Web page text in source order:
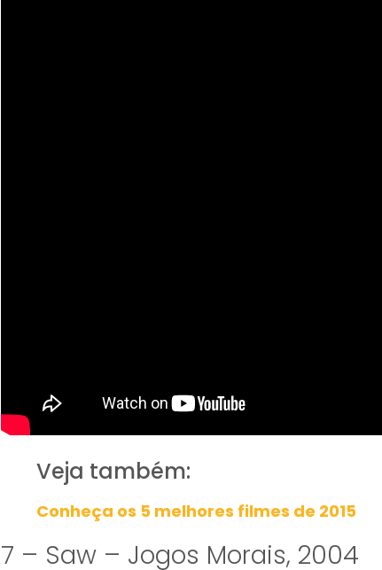
Veja também:
Conheça os 5 melhores filmes de 2015
7 – Saw – Jogos Morais, 2004